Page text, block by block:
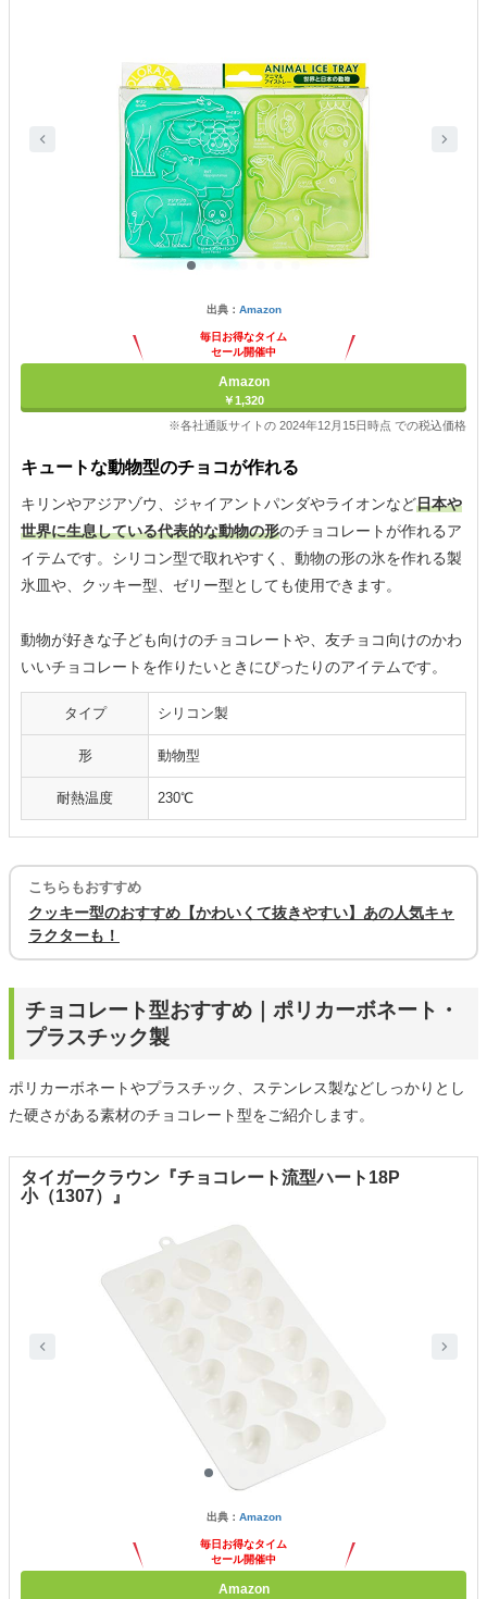
出典： Amazon
毎日お得なタイム
セール開催中
Amazon
￥1,320
※各社通販サイトの 2024年12月15日時点 での税込価格
キュートな動物型のチョコが作れる
キリンやアジアゾウ、ジャイアントパンダやライオンなど日本や
世界に生息している代表的な動物の形のチョコレートが作れるア
イテムです。シリコン型で取れやすく、動物の形の氷を作れる製
氷皿や、クッキー型、ゼリー型としても使用できます。
動物が好きな子ども向けのチョコレートや、友チョコ向けのかわ
いいチョコレートを作りたいときにぴったりのアイテムです。
タイプ シリコン製
形 動物型
耐熱温度 230℃
こちらもおすすめ
クッキー型のおすすめ【かわいくて抜きやすい】あの人気キャ
ラクターも！
チョコレート型おすすめ｜ポリカーボネート・
プラスチック製
ポリカーボネートやプラスチック、ステンレス製などしっかりとし
た硬さがある素材のチョコレート型をご紹介します。
タイガークラウン『チョコレート流型ハート18P
小（1307）』
出典： Amazon
毎日お得なタイム
セール開催中
Amazon